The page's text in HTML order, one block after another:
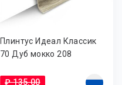
Плинтус Идеал Классик
70 Дуб мокко 208
₽ 135.00